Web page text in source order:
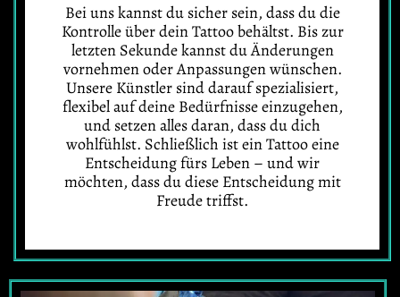
Bei uns kannst du sicher sein, dass du die
Kontrolle über dein Tattoo behältst. Bis zur
letzten Sekunde kannst du Änderungen
vornehmen oder Anpassungen wünschen.
Unsere Künstler sind darauf spezialisiert,
flexibel auf deine Bedürfnisse einzugehen,
und setzen alles daran, dass du dich
wohlfühlst. Schließlich ist ein Tattoo eine
Entscheidung fürs Leben – und wir
möchten, dass du diese Entscheidung mit
Freude triffst.